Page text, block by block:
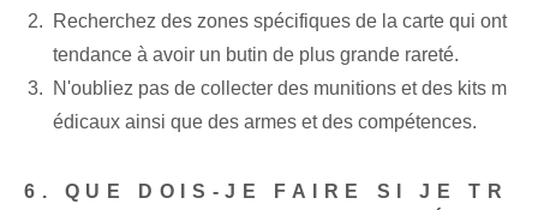
Recherchez des zones spécifiques de la carte qui ont
tendance à avoir un butin de plus grande rareté.
N'oubliez pas de collecter des munitions et des kits m
édicaux ainsi que des armes et des compétences.
6. QUE DOIS-JE FAIRE SI JE TR